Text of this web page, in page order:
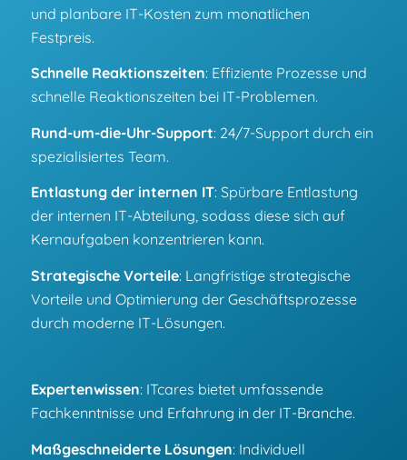
und planbare IT-Kosten zum monatlichen
Festpreis.
Schnelle Reaktionszeiten: Effiziente Prozesse und
schnelle Reaktionszeiten bei IT-Problemen.
Rund-um-die-Uhr-Support: 24/7-Support durch ein
spezialisiertes Team.
Entlastung der internen IT: Spürbare Entlastung
der internen IT-Abteilung, sodass diese sich auf
Kernaufgaben konzentrieren kann.
Strategische Vorteile: Langfristige strategische
Vorteile und Optimierung der Geschäftsprozesse
durch moderne IT-Lösungen.
Expertenwissen: ITcares bietet umfassende
Fachkenntnisse und Erfahrung in der IT-Branche.
Maßgeschneiderte Lösungen: Individuell